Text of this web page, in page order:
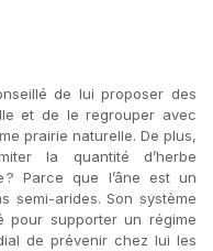
de lui proposer des
et de le regrouper avec
prairie naturelle. De plus,
la quantité d’herbe
? Parce que l’âne est un
semi-arides. Son système
pour supporter un régime
de prévenir chez lui les